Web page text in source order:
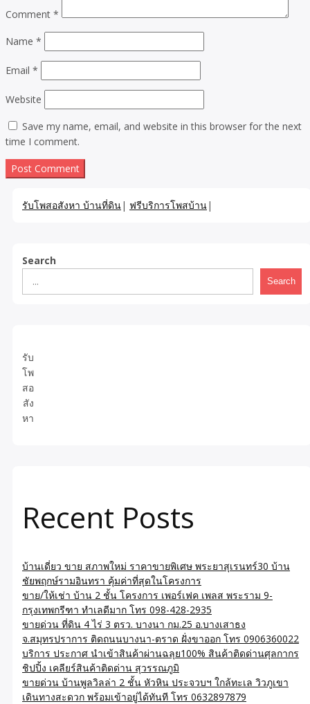
Comment *
Name *
Email *
Website
Save my name, email, and website in this browser for the next
time I comment.
รับโพสอสังหา บ้านที่ดิน| ฟรีบริการโพสบ้าน|
Search
Search
รับ
โพ
สอ
สัง
หา
Recent Posts
บ้านเดี่ยว ขาย สภาพใหม่ ราคาขายพิเศษ พระยาสุเรนทร์30 บ้าน
ชัยพฤกษ์รามอินทรา คุ้มค่าที่สุดในโครงการ
ขาย/ให้เช่า บ้าน 2 ชั้น โครงการ เพอร์เฟค เพลส พระราม 9-
กรุงเทพกรีฑา ทำเลดีมาก โทร 098-428-2935
ขายด่วน ที่ดิน 4 ไร่ 3 ตรว. บางนา กม.25 อ.บางเสาธง
จ.สมุทรปราการ ติดถนนบางนา-ตราด ฝั่งขาออก โทร 0906360022
บริการ ประกาศ นำเข้าสินค้าผ่านฉลุย100% สินค้าติดด่านศุลกากร
ชิปปิ้ง เคลียร์สินค้าติดด่าน สุวรรณภูมิ
ขายด่วน บ้านพูลวิลล่า 2 ชั้น หัวหิน ประจวบฯ ใกล้ทะเล วิวภูเขา
เดินทางสะดวก พร้อมเข้าอยู่ได้ทันที โทร 0632897879